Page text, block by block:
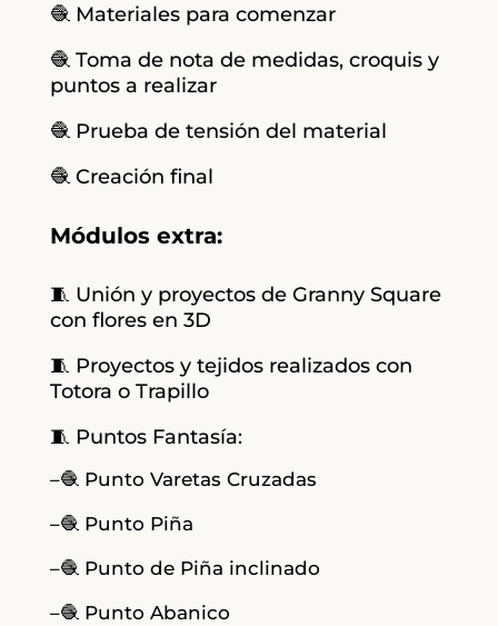
🧶 Materiales para comenzar
🧶 Toma de nota de medidas, croquis y
puntos a realizar
🧶 Prueba de tensión del material
🧶 Creación final
Módulos extra:
🧵 Unión y proyectos de Granny Square
con flores en 3D
🧵 Proyectos y tejidos realizados con
Totora o Trapillo
🧵 Puntos Fantasía:
–🧶 Punto Varetas Cruzadas
–🧶 Punto Piña
–🧶 Punto de Piña inclinado
–🧶 Punto Abanico